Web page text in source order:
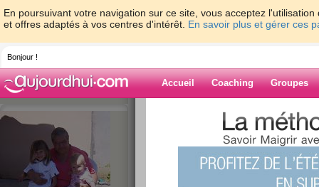
En poursuivant votre navigation sur ce site, vous acceptez
et offres adaptés à vos centres d'intérêt. En savoir plus et gérer ces
Bonjour !
Accueil Coaching Groupes
> > mardi
Blog de